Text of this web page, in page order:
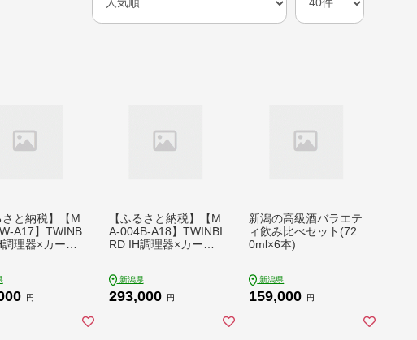
さと納税】【M
A17】TWINB
理器×カーブ
円
【ふるさと納税】【M
A-004B-A18】TWINBI
RD IH調理器×カーブ
新潟県
293,000 円
新潟の高級酒バラエテ
ィ飲み比べセット(72
0ml×6本)
新潟県
159,000 円